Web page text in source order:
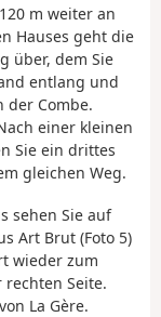
m weiter an
Hauses geht die
über, dem Sie
entlang und
der Combe.
einer kleinen
Sie ein drittes
gleichen Weg.
sehen Sie auf
Art Brut (Foto 5)
wieder zum
Seite.
La Gère.